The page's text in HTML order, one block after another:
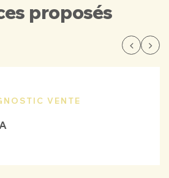
proposés
VENTE